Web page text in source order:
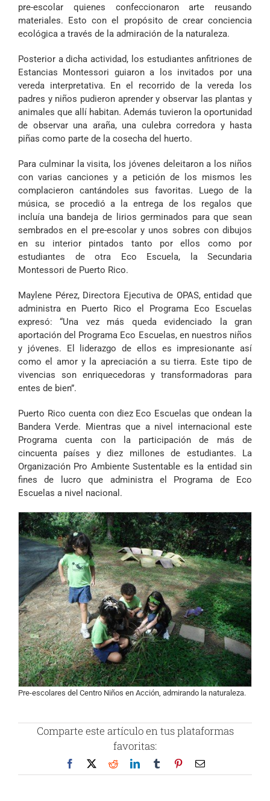
pre-escolar quienes confeccionaron arte reusando
materiales. Esto con el propósito de crear conciencia
ecológica a través de la admiración de la naturaleza.
Posterior a dicha actividad, los estudiantes anfitriones de
Estancias Montessori guiaron a los invitados por una
vereda interpretativa. En el recorrido de la vereda los
padres y niños pudieron aprender y observar las plantas y
animales que allí habitan. Además tuvieron la oportunidad
de observar una araña, una culebra corredora y hasta
piñas como parte de la cosecha del huerto.
Para culminar la visita, los jóvenes deleitaron a los niños
con varias canciones y a petición de los mismos les
complacieron cantándoles sus favoritas. Luego de la
música, se procedió a la entrega de los regalos que
incluía una bandeja de lirios germinados para que sean
sembrados en el pre-escolar y unos sobres con dibujos
en su interior pintados tanto por ellos como por
estudiantes de otra Eco Escuela, la Secundaria
Montessori de Puerto Rico.
Maylene Pérez, Directora Ejecutiva de OPAS, entidad que
administra en Puerto Rico el Programa Eco Escuelas
expresó: “Una vez más queda evidenciado la gran
aportación del Programa Eco Escuelas, en nuestros niños
y jóvenes. El liderazgo de ellos es impresionante así
como el amor y la apreciación a su tierra. Este tipo de
vivencias son enriquecedoras y transformadoras para
entes de bien”.
Puerto Rico cuenta con diez Eco Escuelas que ondean la
Bandera Verde. Mientras que a nivel internacional este
Programa cuenta con la participación de más de
cincuenta países y diez millones de estudiantes. La
Organización Pro Ambiente Sustentable es la entidad sin
fines de lucro que administra el Programa de Eco
Escuelas a nivel nacional.
Pre-escolares del Centro Niños en Acción, admirando la naturaleza.
Comparte este artículo en tus plataformas
favoritas:
Facebook RedditLinkedInTumblr PinterestCorreo
electrónico